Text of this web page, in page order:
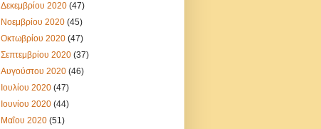
Δεκεμβρίου 2020(47)
Νοεμβρίου 2020(45)
Οκτωβρίου 2020(47)
Σεπτεμβρίου 2020(37)
Αυγούστου 2020(46)
Ιουλίου 2020(47)
Ιουνίου 2020(44)
Μαΐου 2020(51)